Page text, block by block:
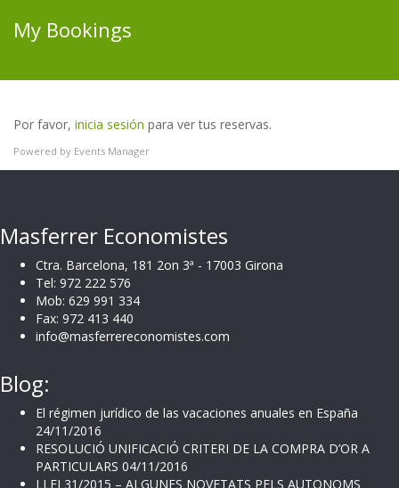
My Bookings
Por favor, inicia sesión para ver tus reservas.
Powered by Events Manager
Masferrer Economistes
Ctra. Barcelona, 181 2on 3ª - 17003 Girona
Tel: 972 222 576
Mob: 629 991 334
Fax: 972 413 440
info@masferrereconomistes.com
Blog:
El régimen jurídico de las vacaciones anuales en España
24/11/2016
RESOLUCIÓ UNIFICACIÓ CRITERI DE LA COMPRA D’OR A
PARTICULARS 04/11/2016
LLEI 31/2015 – ALGUNES NOVETATS PELS AUTONOMS